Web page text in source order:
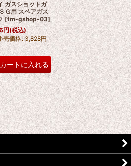
ガスショットガ
Ｇ用 スペアガス
[tm-gshop-03]
円(税込)
売価格: 3,828円
カートに入れる